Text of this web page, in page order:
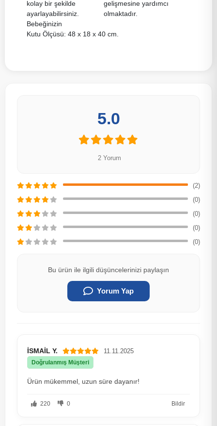
kolay bir şekilde
ayarlayabilirsiniz.
Bebeğinizin
gelişmesine yardımcı
olmaktadır.
Kutu Ölçüsü: 48 x 18 x 40 cm.
5.0
2 Yorum
(2)
(0)
(0)
(0)
(0)
Bu ürün ile ilgili düşüncelerinizi paylaşın
Yorum Yap
İSMAİL Y. 11.11.2025
Doğrulanmış Müşteri
Ürün mükemmel, uzun süre dayanır!
220 0 Bildir